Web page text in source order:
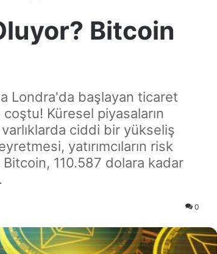
Bitcoin
Londra'da başlayan ticaret
Küresel piyasaların
ciddi bir yükseliş
yatırımcıların risk
Bitcoin, 110.587 dolara kadar
0